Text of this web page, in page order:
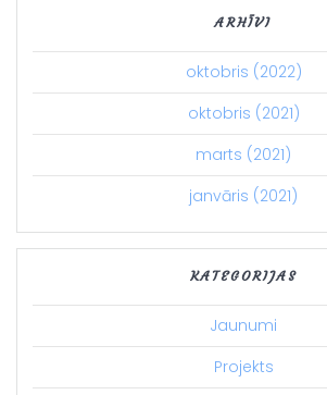
ARHĪVI
oktobris (2022)
oktobris (2021)
marts (2021)
janvāris (2021)
KATEGORIJAS
Jaunumi
Projekts